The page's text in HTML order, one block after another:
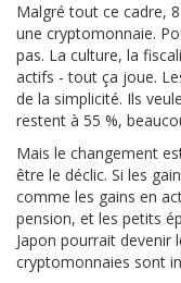
Malgré tout ce cadre,
une cryptomonnaie.
pas. La culture, la
actifs - tout ça joue.
de la simplicité. Ils
restent à 55 %,
Mais le changement
être le déclic. Si les
comme les gains en
pension, et les petits
Japon pourrait devenir
cryptomonnaies sont